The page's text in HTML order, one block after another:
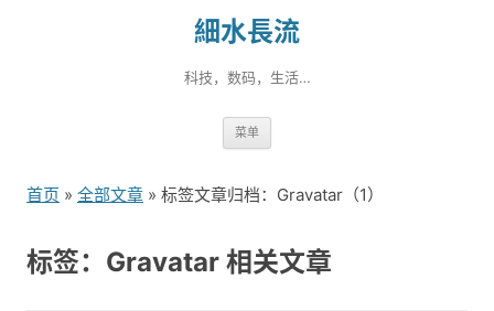
細水長流
科技，数码，生活…
菜单
到
首页 » 全部文章 » 标签文章归档：Gravatar（1）
标签：Gravatar 相关文章